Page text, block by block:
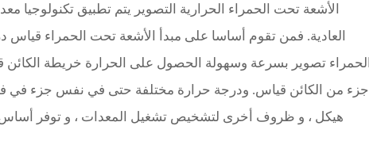
الأشعة تحت الحمراء الحرارية التصوير يتم تطبيق تكنولوجيا
العادية. فمن تقوم أساسا على مبدأ الأشعة تحت الحمراء قياس
الحمراء تصوير بسرعة وسهولة الحصول على الحرارة خريطة الكائن
جزء من الكائن قياس. ودرجة حرارة مختلفة حتى في نفس جزء في
هيكل ، و ظروف أخرى لتشخيص تشغيل المعدات ، و توفر أساس